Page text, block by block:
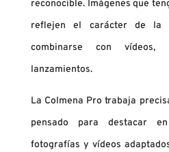
reconocible. Imágenes que
reflejen el carácter de la
combinarse con vídeos,
lanzamientos.
La Colmena Pro trabaja
pensado para destacar
fotografías y vídeos